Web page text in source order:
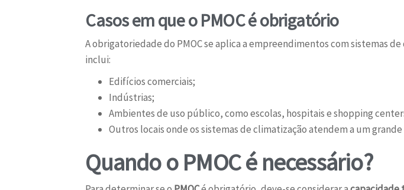
Casos em que o PMOC é obrigatório
A obrigatoriedade do PMOC se aplica a empreendimentos com sistemas
inclui:
Edifícios comerciais;
Indústrias;
Ambientes de uso público, como escolas, hospitais e shopping
Outros locais onde os sistemas de climatização atendem a um
Quando o PMOC é necessário?